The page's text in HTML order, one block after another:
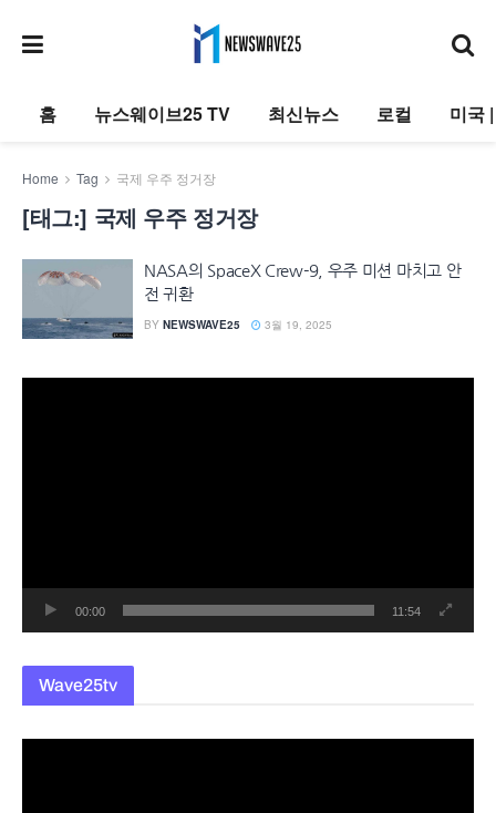
홈 뉴스웨이브25 TV 최신뉴스 로컬 미국
Home Tag 국제 우주 정거장
[태그:] 국제 우주 정거장
NASA의 SpaceX Crew-9, 우주 미션 마치고 안
전 귀환
BY NEWSWAVE25 3월 19, 2025
00:00 11:54
Wave25tv